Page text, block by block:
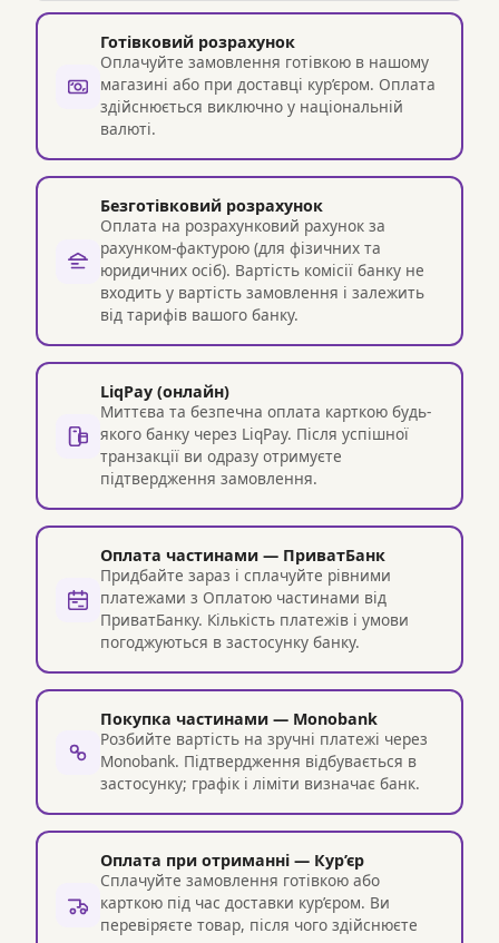
Готівковий розрахунок
Оплачуйте замовлення готівкою в нашому
магазині або при доставці кур’єром. Оплата
здійснюється виключно у національній
валюті.
Безготівковий розрахунок
Оплата на розрахунковий рахунок за
рахунком-фактурою (для фізичних та
юридичних осіб). Вартість комісії банку не
входить у вартість замовлення і залежить
від тарифів вашого банку.
LiqPay (онлайн)
Миттєва та безпечна оплата карткою будь-
якого банку через LiqPay. Після успішної
транзакції ви одразу отримуєте
підтвердження замовлення.
Оплата частинами — ПриватБанк
Придбайте зараз і сплачуйте рівними
платежами з Оплатою частинами від
ПриватБанку. Кількість платежів і умови
погоджуються в застосунку банку.
Покупка частинами — Monobank
Розбийте вартість на зручні платежі через
Monobank. Підтвердження відбувається в
застосунку; графік і ліміти визначає банк.
Оплата при отриманні — Кур’єр
Сплачуйте замовлення готівкою або
карткою під час доставки кур’єром. Ви
перевіряєте товар, після чого здійснюєте